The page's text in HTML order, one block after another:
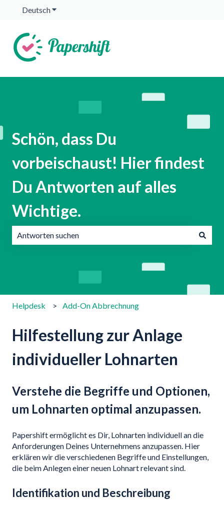
DeutschUntermenü für Übersetzungen anzeigen
Schön, dass Du
vorbeischaust! Hier findest
Du Antworten auf alles
Wichtige.
Helpdesk Add-On Abbrechnung
Hilfestellung zur Anlage
individueller Lohnarten
Verstehe die Begriffe und Optionen,
um Lohnarten optimal anzupassen.
Papershift ermöglicht es Dir, Lohnarten individuell an die
Anforderungen Deines Unternehmens anzupassen. Hier
erklären wir die verschiedenen Begriffe und Einstellungen,
die beim Anlegen einer neuen Lohnart relevant sind.
Identifikation und Beschreibung